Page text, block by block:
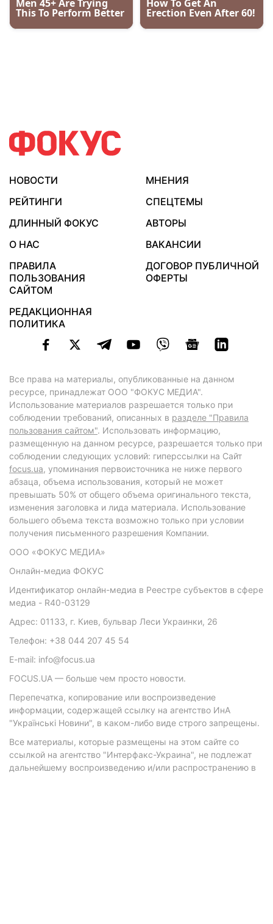
НОВОСТИ
МНЕНИЯ
РЕЙТИНГИ
СПЕЦТЕМЫ
ДЛИННЫЙ ФОКУС
АВТОРЫ
О НАС
ВАКАНСИИ
ПРАВИЛА
ПОЛЬЗОВАНИЯ
САЙТОМ
ДОГОВОР ПУБЛИЧНОЙ
ОФЕРТЫ
РЕДАКЦИОННАЯ
ПОЛИТИКА
Все права на материалы, опубликованные на данном
ресурсе, принадлежат ООО "ФОКУС МЕДИА".
Использование материалов разрешается только при
соблюдении требований, описанных в разделе "Правила
пользования сайтом". Использовать информацию,
размещенную на данном ресурсе, разрешается только при
соблюдении следующих условий: гиперссылки на Сайт
focus.ua, упоминания первоисточника не ниже первого
абзаца, объема использования, который не может
превышать 50% от общего объема оригинального текста,
изменения заголовка и лида материала. Использование
большего объема текста возможно только при условии
получения письменного разрешения Компании.
ООО «ФОКУС МЕДИА»
Онлайн-медиа ФОКУС
Идентификатор онлайн-медиа в Реестре субъектов в сфере
медиа - R40-03129
Адрес: 01133, г. Киев, бульвар Леси Украинки, 26
Телефон: +38 044 207 45 54
E-mail: info@focus.ua
FOCUS.UA — больше чем просто новости.
Перепечатка, копирование или воспроизведение
информации, содержащей ссылку на агентство ИнА
"Українські Новини", в каком-либо виде строго запрещены.
Все материалы, которые размещены на этом сайте со
ссылкой на агентство "Интерфакс-Украина", не подлежат
дальнейшему воспроизведению и/или распространению в